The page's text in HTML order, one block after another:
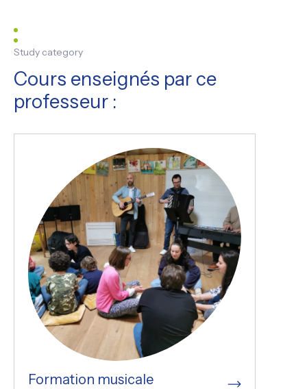
Study category
Cours enseignés par ce
professeur :
Formation musicale